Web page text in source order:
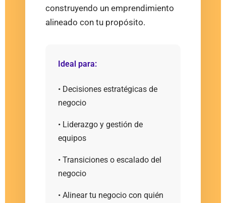
construyendo un emprendimiento
alineado con tu propósito.
Ideal para:
• Decisiones estratégicas de
negocio
• Liderazgo y gestión de
equipos
• Transiciones o escalado del
negocio
• Alinear tu negocio con quién